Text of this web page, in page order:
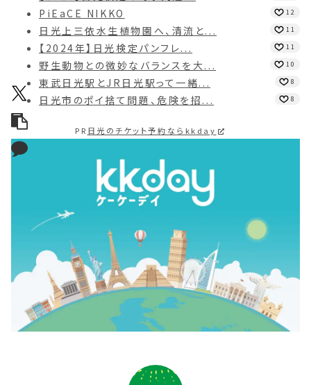
PiEaCE NIKKO 12
日光上三依水生植物園へ、清流と... 11
【2024年】日光検定パンフレ... 11
野生動物との微妙なバランスを大... 10
東武日光駅とJR日光駅って一緒... 8
日光市のポイ捨て問題、危険を招... 8
PR 日光のチケット予約ならkkday